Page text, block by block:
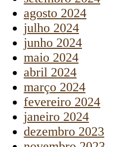
agosto 2024
julho 2024
junho 2024
maio 2024
abril 2024
março 2024
fevereiro 2024
janeiro 2024
dezembro 2023